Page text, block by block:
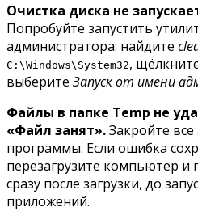
Очистка диска не
Попробуйте запустить
администратора: найдите
C:\Windows\System32,
выберите Запуск от имени
Файлы в папке Temp не
«Файл занят».Закройте
программы. Если ошибка
перезагрузите компьютер и
сразу после загрузки, до
приложений.